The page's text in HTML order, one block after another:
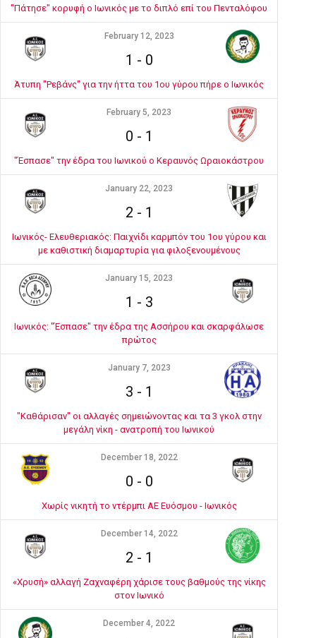
"Πάτησε" κορυφή ο Ιωνικός με το διπλό επί του Πενταλόφου
February 12, 2023
1 - 0
Άτυπη "Ρεβάνς" για την ήττα του 1ου γύρου πήρε ο Ιωνικός
February 5, 2023
0 - 1
"Έσπασε" την έδρα του Ιωνικού ο Κεραυνός Ωραιοκάστρου
January 22, 2023
2 - 1
Ιωνικός- Ελευθεριακός: Παιχνίδι καρμπόν του 1ου γύρου και
με καθιστική διαμαρτυρία για φιλοξενουμένους
January 15, 2023
1 - 3
Ιωνικός: "Έσπασε" την έδρα της Ασσήρου και σκαρφάλωσε
πρώτος
January 7, 2023
3 - 1
"Καθάρισαν" οι αλλαγές σημειώνοντας και τα 3 γκολ στην
μεγάλη νίκη - ανατροπή του Ιωνικού
December 18, 2022
0 - 0
Χωρίς νικητή το ντέρμπι ΑΕ Ευόσμου - Ιωνικός
December 14, 2022
2 - 1
«Χρυσή» αλλαγή Ζαχναφέρη χάρισε τους βαθμούς της νίκης
στον Ιωνικό
December 4, 2022